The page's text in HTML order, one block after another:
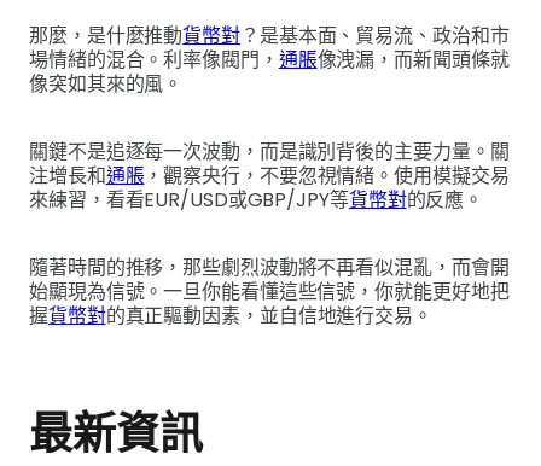
那麼，是什麼推動貨幣對？是基本面、貿易流、政治和市
場情緒的混合。利率像閥門， 通脹像洩漏，而新聞頭條就
像突如其來的風。
關鍵不是追逐每一次波動，而是識別背後的主要力量。關
注增長和通脹，觀察央行，不要忽視情緒。使用模擬交易
來練習，看看EUR/USD或GBP/JPY等貨幣對的反應。
隨著時間的推移，那些劇烈波動將不再看似混亂，而會開
始顯現為信號。一旦你能看懂這些信號，你就能更好地把
握貨幣對的真正驅動因素，並自信地進行交易。
最新資訊